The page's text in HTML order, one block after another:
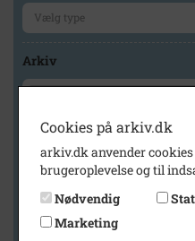
Arkiv
Geografi
Generelt
Cookies på arkiv.dk
arkiv.dk anvender
brugeroplevelse og til
Nødvendig
Marketing